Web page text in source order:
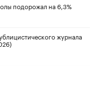
подорожал на 6,3%
журнала